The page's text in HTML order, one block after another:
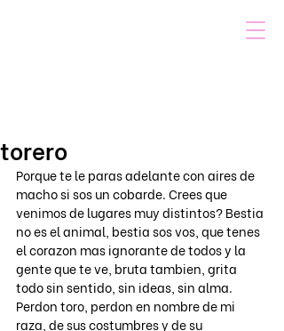
torero
Porque te le paras adelante con aires de
macho si sos un cobarde. Crees que
venimos de lugares muy distintos? Bestia
no es el animal, bestia sos vos, que tenes
el corazon mas ignorante de todos y la
gente que te ve, bruta tambien, grita
todo sin sentido, sin ideas, sin alma.
Perdon toro, perdon en nombre de mi
raza, de sus costumbres y de su